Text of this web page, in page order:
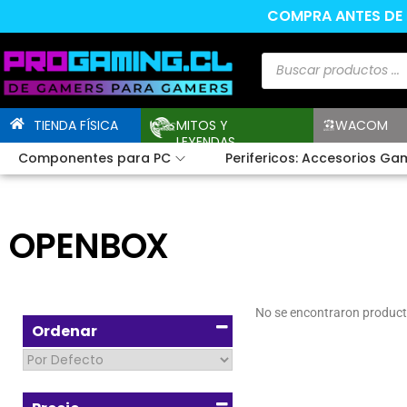
COMPRA ANTES
TIENDA FÍSICA
MITOS Y
LEYENDAS
WACOM
Componentes para PC
Perifericos: Accesorios
OPENBOX
Ordenar
Sort Products
No se encontraron